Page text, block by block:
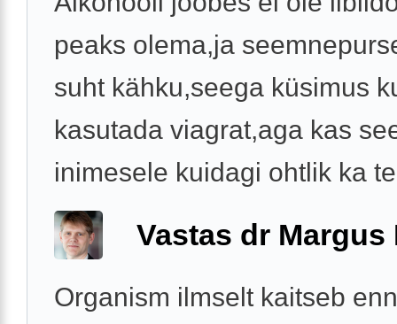
peaks olema,ja
suht kähku,seega küsimus
kasutada viagrat,aga kas
inimesele kuidagi ohtlik ka
Vastas dr Margus
Organism ilmselt kaitseb